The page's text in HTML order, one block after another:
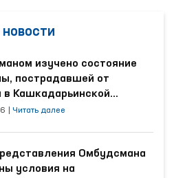
изучено состояние
пострадавшей от
в Кашкадарьинской
Читать далее
Омбудсмана
условия на